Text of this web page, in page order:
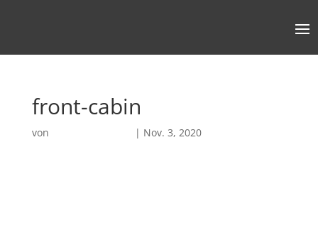
front-cabin
von | Nov. 3, 2020